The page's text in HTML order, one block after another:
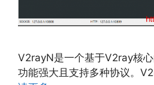
V2rayN是一个基于V2ray核
功能强大且支持多种协议。